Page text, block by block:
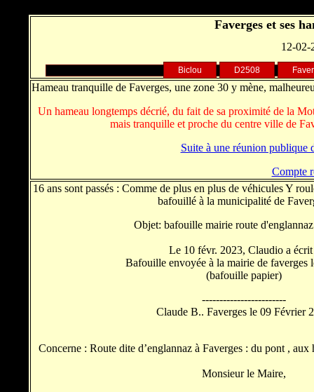
Faverges et ses
12-02-
Biclou D2508
Hameau tranquille de Faverges, une zone 30 y mène,
Un hameau longtemps décrié, du fait de sa proximité de la
mais tranquille et proche du centre ville de
Suite à une réunion publique
Compte
16 ans sont passés : Comme de plus en plus de véhicules Y
bafouillé à la municipalité de
Objet: bafouille mairie route
Le 10 févr. 2023, Claudio a
Bafouille envoyée à la mairie de faverges
(bafouille papier)
------------------------
Claude B.. Faverges le 09 Février
Concerne : Route dite d’englannaz à Faverges : du pont , aux
Monsieur le Maire,